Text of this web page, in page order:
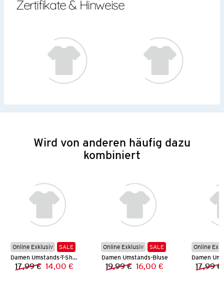
Zertifikate & Hinweise
Wird von anderen häufig dazu
kombiniert
Online Exklusiv
SALE
Damen Umstands-T-Shirt
Vorheriger Preis:
17,99 € Neuer Preis:
14,00 €
Online Exklusiv
SALE
Damen Umstands-Bluse
Vorheriger Preis:
19,99 € Neuer Preis:
16,00 €
Online
17,99 €